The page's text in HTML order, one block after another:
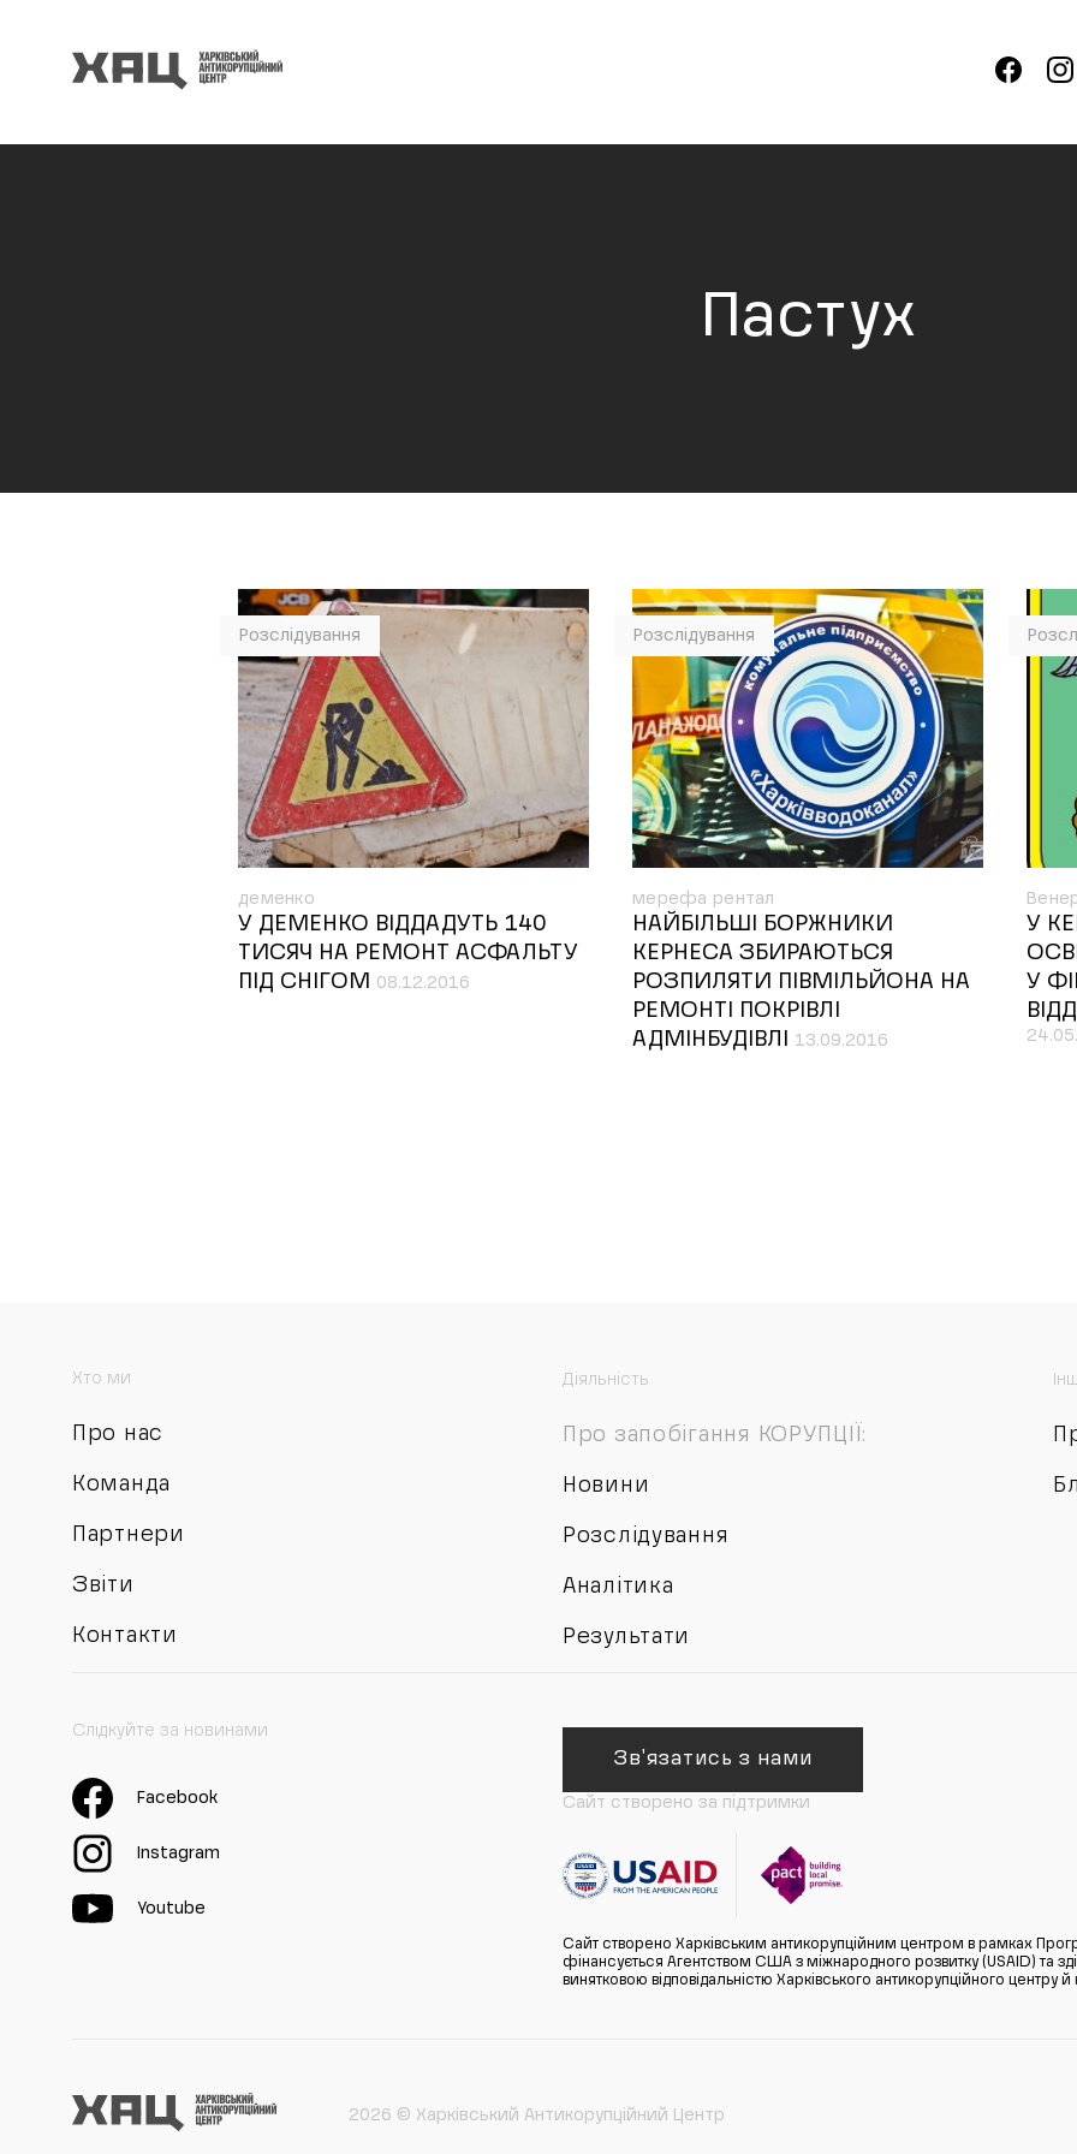
Пастух
Розслідування
деменко
У ДЕМЕНКО ВІДДАДУТЬ 140
ТИСЯЧ НА РЕМОНТ АСФАЛЬТУ
ПІД СНІГОМ
08.12.2016
Розслідування
мерефа рентал
НАЙБІЛЬШІ БОРЖНИКИ
КЕРНЕСА ЗБИРАЮТЬСЯ
РОЗПИЛЯТИ ПІВМІЛЬЙОНА НА
РЕМОНТІ ПОКРІВЛІ
АДМІНБУДІВЛІ
13.09.2016
У
У
Хто ми
Про нас
Команда
Партнери
Звіти
Контакти
Діяльність
Про запобігання КОРУПЦІЇ:
Новини
Розслідування
Аналітика
Результати
Слідкуйте за новинами
Facebook
Instagram
Youtube
Зв'язатись з нами
Сайт створено за підтримки
Сайт створено Харківським антикорупційним центром в рамках
фінансується Агентством США з міжнародного розвитку (USAID) та
винятковою відповідальністю Харківського антикорупційного
2026 © Харківський Антикорупційний Центр